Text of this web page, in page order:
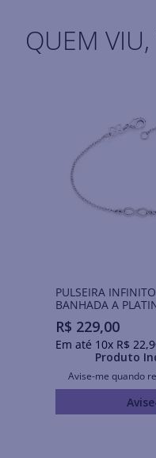
QUEM
PULSEIRA
BANHADA A
R$ 229,00
Em até 10x R$ 22,
Produto
Avise-me quando